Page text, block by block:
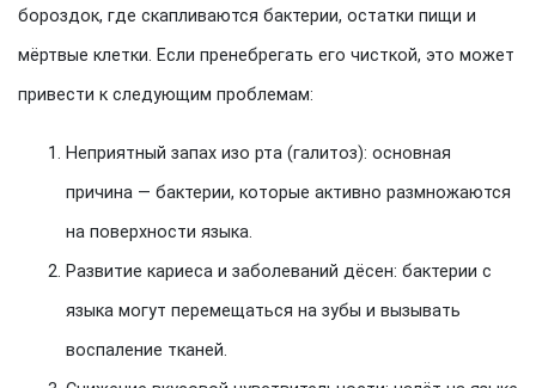
бороздок, где скапливаются бактерии, остатки пищи и
мёртвые клетки. Если пренебрегать его чисткой, это может
привести к следующим проблемам:
Неприятный запах изо рта (галитоз): основная
причина — бактерии, которые активно размножаются
на поверхности языка.
Развитие кариеса и заболеваний дёсен: бактерии с
языка могут перемещаться на зубы и вызывать
воспаление тканей.